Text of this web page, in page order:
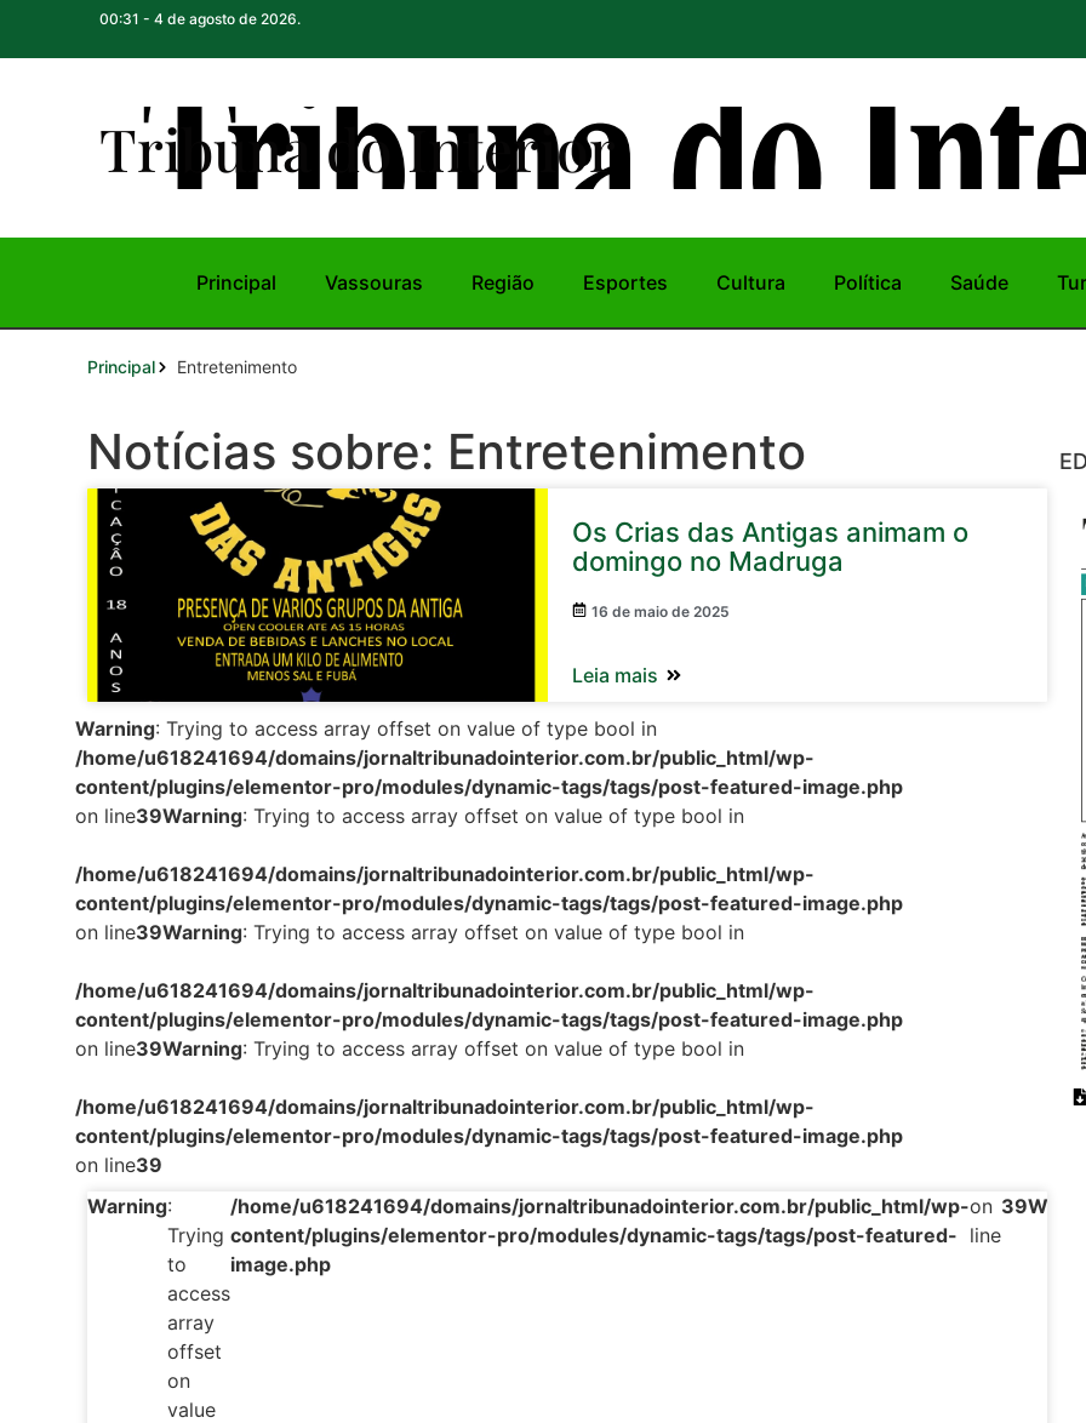
00:31 - 4 de agosto de 2026.
Tribuna do Interior
Principal Vassouras Região Esportes Cultura Política Saúde
Principal Entretenimento
Notícias sobre: Entretenimento
Os Crias das Antigas animam o
domingo no Madruga
16 de maio de 2025
Leia mais
Warning: Trying to access array offset on value of type bool in
/home/u618241694/domains/jornaltribunadointerior.com.br/public_html/wp-
content/plugins/elementor-pro/modules/dynamic-tags/tags/post-featured-image.php
on line39Warning: Trying to access array offset on value of type bool in
/home/u618241694/domains/jornaltribunadointerior.com.br/public_html/wp-
content/plugins/elementor-pro/modules/dynamic-tags/tags/post-featured-image.php
on line39Warning: Trying to access array offset on value of type bool in
/home/u618241694/domains/jornaltribunadointerior.com.br/public_html/wp-
content/plugins/elementor-pro/modules/dynamic-tags/tags/post-featured-image.php
on line39Warning: Trying to access array offset on value of type bool in
/home/u618241694/domains/jornaltribunadointerior.com.br/public_html/wp-
content/plugins/elementor-pro/modules/dynamic-tags/tags/post-featured-image.php
on line39
Warning:
Trying
to
access
array
offset
on
value
/home/u618241694/domains/jornaltribunadointerior.com.br/public_html/wp-
content/plugins/elementor-pro/modules/dynamic-tags/tags/post-featured-
image.php
on
line
39